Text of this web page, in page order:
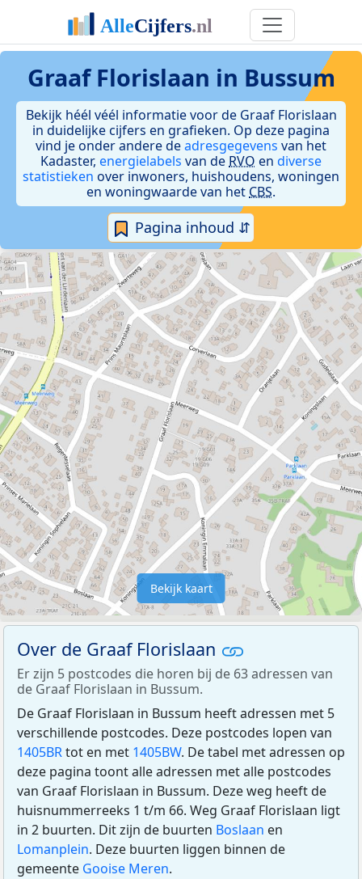
Graaf Florislaan in Bussum
Bekijk héél véél informatie voor de Graaf Florislaan
in duidelijke cijfers en grafieken. Op deze pagina
vind je onder andere deadresgegevens van het
Kadaster, energielabels van de RVO en diverse
statistieken over inwoners, huishoudens, woningen
en woningwaarde van het CBS.
Pagina inhoud ⇵
Bekijk kaart
Over de Graaf Florislaan
Er zijn 5 postcodes die horen bij de 63 adressen van
de Graaf Florislaan in Bussum.
De Graaf Florislaan in Bussum heeft adressen met 5
verschillende postcodes. Deze postcodes lopen van
1405BRtot en met 1405BW. De tabel met adressen op
deze pagina toont alle adressen met alle postcodes
van Graaf Florislaan in Bussum. Deze weg heeft de
huisnummerreeks 1 t/m 66. Weg Graaf Florislaan ligt
in 2 buurten. Dit zijn de buurten Boslaan en
Lomanplein. Deze buurten liggen binnen de
gemeente Gooise Meren.